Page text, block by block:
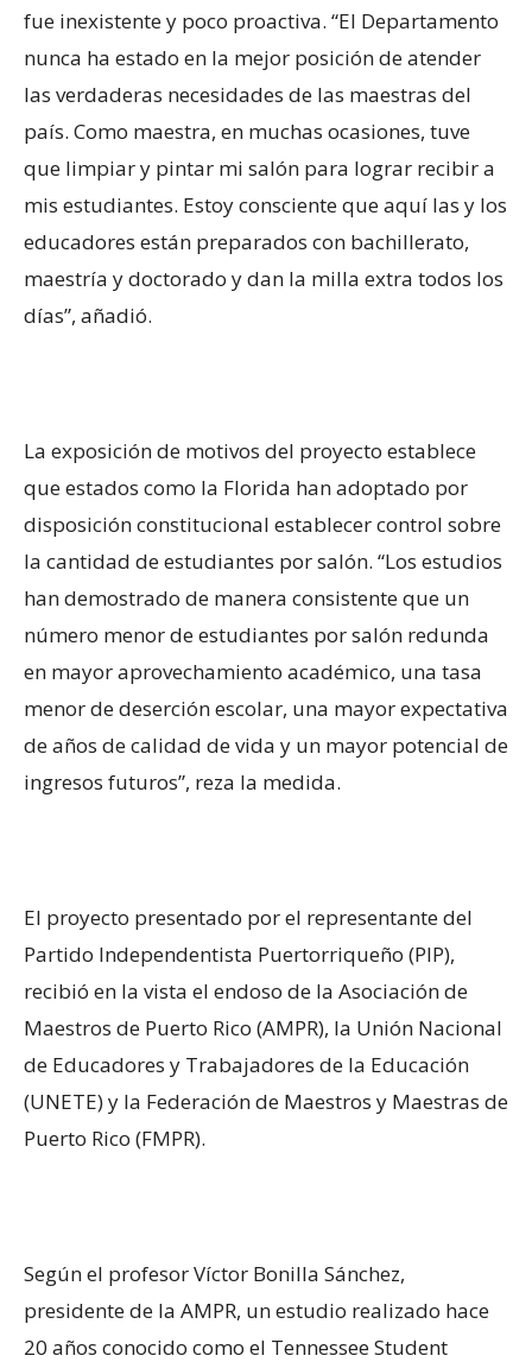
fue inexistente y poco proactiva. “El Departamento
nunca ha estado en la mejor posición de atender
las verdaderas necesidades de las maestras del
país. Como maestra, en muchas ocasiones, tuve
que limpiar y pintar mi salón para lograr recibir a
mis estudiantes. Estoy consciente que aquí las y los
educadores están preparados con bachillerato,
maestría y doctorado y dan la milla extra todos los
días”, añadió.
La exposición de motivos del proyecto establece
que estados como la Florida han adoptado por
disposición constitucional establecer control sobre
la cantidad de estudiantes por salón. “Los estudios
han demostrado de manera consistente que un
número menor de estudiantes por salón redunda
en mayor aprovechamiento académico, una tasa
menor de deserción escolar, una mayor expectativa
de años de calidad de vida y un mayor potencial de
ingresos futuros”, reza la medida.
El proyecto presentado por el representante del
Partido Independentista Puertorriqueño (PIP),
recibió en la vista el endoso de la Asociación de
Maestros de Puerto Rico (AMPR), la Unión Nacional
de Educadores y Trabajadores de la Educación
(UNETE) y la Federación de Maestros y Maestras de
Puerto Rico (FMPR).
Según el profesor Víctor Bonilla Sánchez,
presidente de la AMPR, un estudio realizado hace
20 años conocido como el Tennessee Student